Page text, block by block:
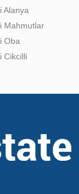
Alanya
Mahmutlar
Oba
Cikcilli